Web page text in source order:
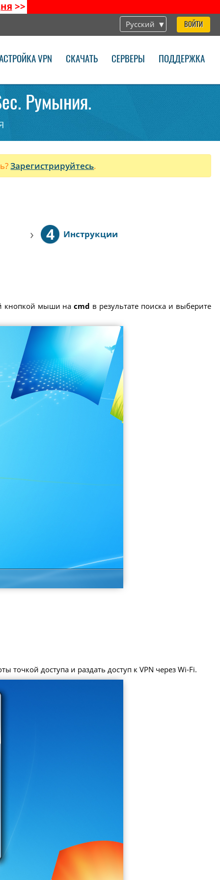
>>
Русский ВОЙТИ
VPN СКАЧАТЬ СЕРВЕРЫ ПОДДЕРЖКА
Румыния.
Зарегистрируйтесь.
› 4 Инструкции
кнопкой мыши наcmd в результате поиска и выберите
доступа и раздать доступ к VPN через Wi-Fi.